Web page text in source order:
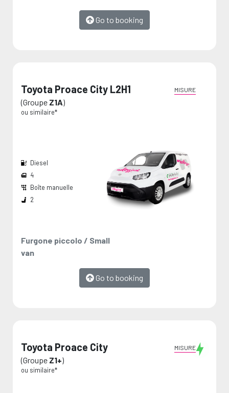
Je ne suis pas intéressé
Go to booking
Toyota Proace City L2H1
(Groupe Z1A)
ou similaire*
Furgone piccolo / Small
van
MISURE
Go to booking
Diesel
4
Boîte manuelle
2
Toyota Proace City
(Groupe Z1+)
ou similaire*
MISURE